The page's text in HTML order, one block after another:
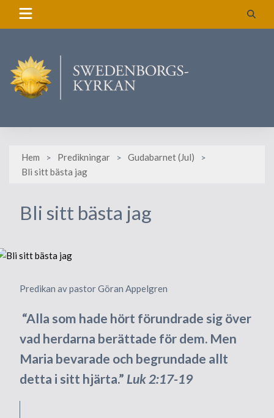
Hem Predikningar
Gudabarnet (Jul)
Bli sitt bästa jag
Bli sitt bästa jag
Predikan av pastor Göran Appelgren
“Alla som hade hört förundrade sig över
vad herdarna berättade för dem. Men
Maria bevarade och begrundade allt
detta i sitt hjärta.” Luk 2:17-19